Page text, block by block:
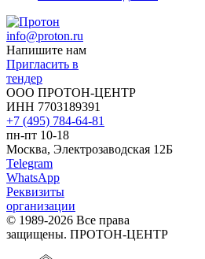
info@proton.ru
Напишите нам
Пригласить в
тендер
ООО ПРОТОН-ЦЕНТР
ИНН 7703189391
+7 (495) 784-64-81
пн-пт 10-18
Москва, Электрозаводская 12Б
Telegram
WhatsApp
Реквизиты
организации
© 1989-2026 Все права
защищены. ПРОТОН-ЦЕНТР